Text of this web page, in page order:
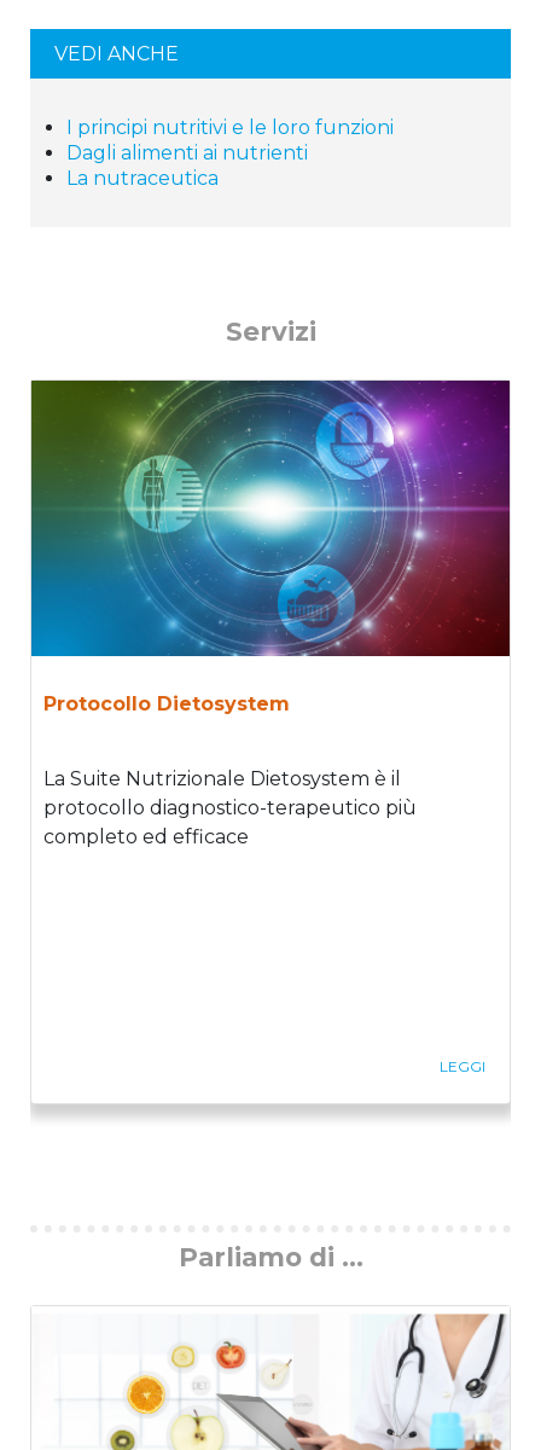
VEDI ANCHE
I principi nutritivi e le loro funzioni
Dagli alimenti ai nutrienti
La nutraceutica
Servizi
Protocollo Dietosystem
La Suite Nutrizionale Dietosystem è il
protocollo diagnostico-terapeutico più
completo ed efficace
LEGGI
Parliamo di ...